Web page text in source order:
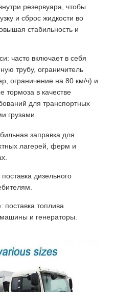
резервуара, чтобы
и сброс жидкости во
стабильность и
часто включает в себя
трубу, ограничитель
ограничение на 80 км/ч) и
тормоза в качестве
для транспортных
грузами.
заправка для
лагерей, ферм и
дизельного
топлива
и генераторы.